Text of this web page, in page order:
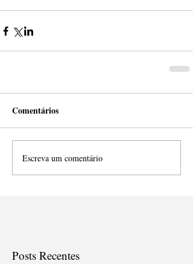
Comentários
Escreva um comentário
Posts Recentes